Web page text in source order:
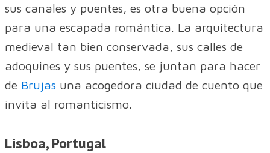
sus canales y puentes, es otra buena opción
para una escapada romántica. La arquitectura
medieval tan bien conservada, sus calles de
adoquines y sus puentes, se juntan para hacer
de Brujas una acogedora ciudad de cuento que
invita al romanticismo.
Lisboa, Portugal